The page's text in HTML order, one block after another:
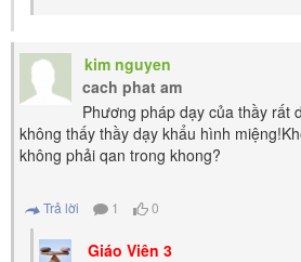
kim nguyen
cach phat am
Phương pháp dạy của thầy rất
không thấy thầy dạy khẩu hình
không phải qan trong khong?
Trả lời 1 0
Giáo Viên 3